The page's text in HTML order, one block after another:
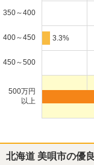
350～400
400～450 3.3%
450～500
500万円
以上
北海道 美唄市の優